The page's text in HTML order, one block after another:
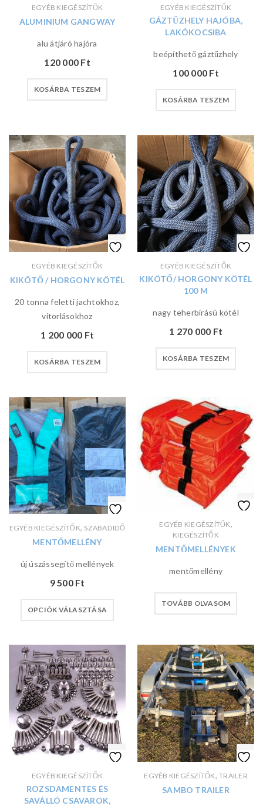
EGYÉB KIEGÉSZÍTŐK
ALUMINIUM GANGWAY
alu átjáró hajóra
120 000 Ft
KOSÁRBA TESZEM
EGYÉB KIEGÉSZÍTŐK
GÁZTŰZHELY HAJÓBA,
LAKÓKOCSIBA
beépíthető gáztűzhely
100 000 Ft
KOSÁRBA TESZEM
EGYÉB KIEGÉSZÍTŐK
KIKÖTŐ / HORGONY KÖTÉL
20 tonna feletti jachtokhoz,
vitorlásokhoz
1 200 000 Ft
KOSÁRBA TESZEM
EGYÉB KIEGÉSZÍTŐK
KIKÖTŐ/ HORGONY KÖTÉL
100 M
nagy teherbírású kötél
1 270 000 Ft
KOSÁRBA TESZEM
EGYÉB KIEGÉSZÍTŐK, SZABADIDŐ
MENTŐMELLÉNY
új úszássegítő mellények
9 500 Ft
OPCIÓK VÁLASZTÁSA
EGYÉB KIEGÉSZÍTŐK,
KIEGÉSZÍTŐK
MENTŐMELLÉNYEK
mentőmellény
TOVÁBB OLVASOM
EGYÉB KIEGÉSZÍTŐK
ROZSDAMENTES ÉS
SAVÁLLÓ CSAVAROK,
EGYÉB KIEGÉSZÍTŐK, TRAILER
SAMBO TRAILER